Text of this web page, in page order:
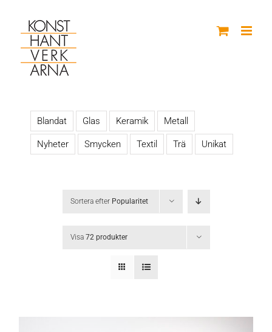
innehållet
Blandat Glas Keramik Metall
Nyheter Smycken Textil Trä Unikat
Sortera efter Popularitet
Visa 72 produkter